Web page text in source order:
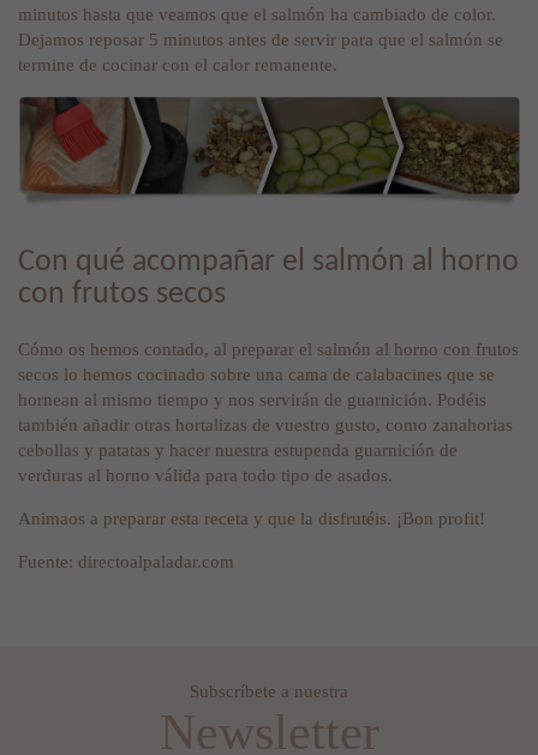
minutos hasta que veamos que el salmón ha cambiado de color.
Dejamos reposar 5 minutos antes de servir para que el salmón se
termine de cocinar con el calor remanente.
Con qué acompañar el salmón al horno
con frutos secos
Cómo os hemos contado, al preparar el salmón al horno con frutos
secos lo hemos cocinado sobre una cama de calabacines que se
hornean al mismo tiempo y nos servirán de guarnición. Podéis
también añadir otras hortalizas de vuestro gusto, como zanahorias
cebollas y patatas y hacer nuestra estupenda guarnición de
verduras al horno válida para todo tipo de asados.
Animaos a preparar esta receta y que la disfrutéis. ¡Bon profit!
Fuente: directoalpaladar.com
Subscríbete a nuestra
Newsletter